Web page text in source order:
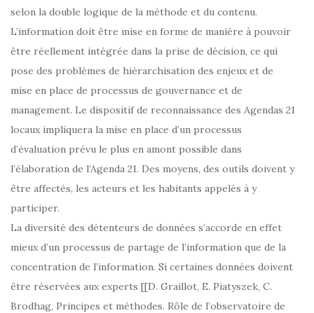
selon la double logique de la méthode et du contenu.
L’information doit être mise en forme de manière à pouvoir
être réellement intégrée dans la prise de décision, ce qui
pose des problèmes de hiérarchisation des enjeux et de
mise en place de processus de gouvernance et de
management. Le dispositif de reconnaissance des Agendas 21
locaux impliquera la mise en place d’un processus
d’évaluation prévu le plus en amont possible dans
l’élaboration de l’Agenda 21. Des moyens, des outils doivent y
être affectés, les acteurs et les habitants appelés à y
participer.
La diversité des détenteurs de données s’accorde en effet
mieux d’un processus de partage de l’information que de la
concentration de l’information. Si certaines données doivent
être réservées aux experts [[D. Graillot, E. Piatyszek, C.
Brodhag, Principes et méthodes. Rôle de l’observatoire de